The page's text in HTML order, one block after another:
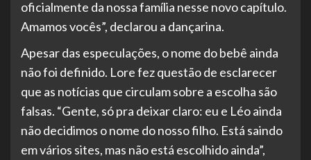
oficialmente da nossa família nesse novo capítulo.
Amamos vocês”, declarou a dançarina.
Apesar das especulações, o nome do bebê ainda
não foi definido. Lore fez questão de esclarecer
que as notícias que circulam sobre a escolha são
falsas. “Gente, só pra deixar claro: eu e Léo ainda
não decidimos o nome do nosso filho. Está saindo
em vários sites, mas não está escolhido ainda”,